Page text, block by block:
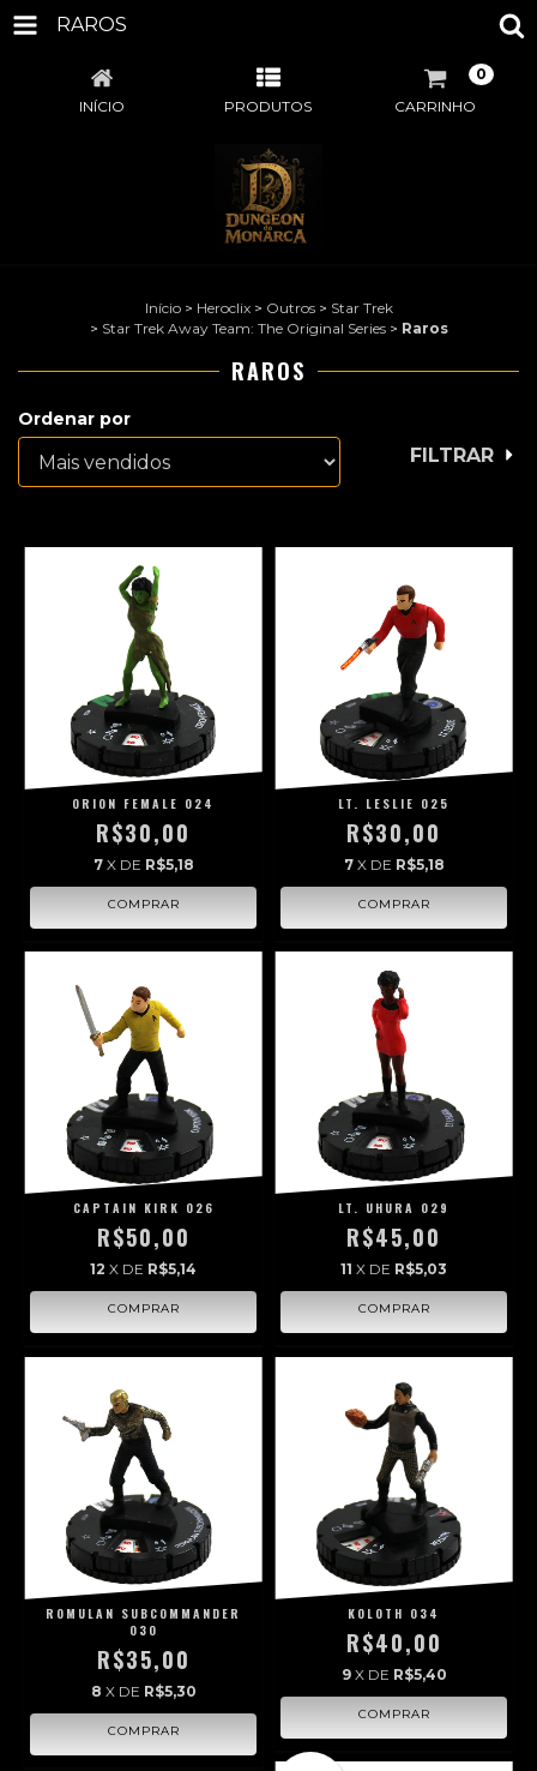
RAROS
INÍCIO PRODUTOS CARRINHO
0
Início > Heroclix > Outros > Star Trek
> Star Trek Away Team: The Original Series > Raros
RAROS
Ordenar por
FILTRAR
ORION FEMALE 024
R$30,00
7 X DE R$5,18
LT. LESLIE 025
R$30,00
7 X DE R$5,18
CAPTAIN KIRK 026
R$50,00
12 X DE R$5,14
LT. UHURA 029
R$45,00
11 X DE R$5,03
ROMULAN SUBCOMMANDER
030
R$35,00
8 X DE R$5,30
KOLOTH 034
R$40,00
9 X DE R$5,40